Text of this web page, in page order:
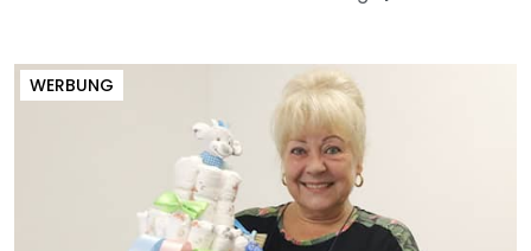
WERBUNG